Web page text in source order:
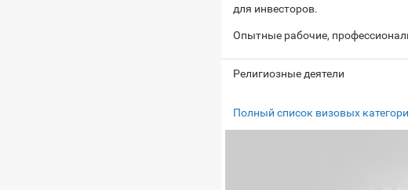
для инвесторов.
Опытные рабочие,
Религиозные деятели
Полный список визовых